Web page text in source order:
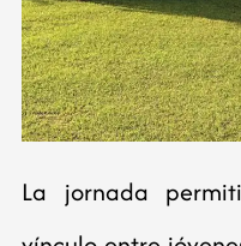
La jornada